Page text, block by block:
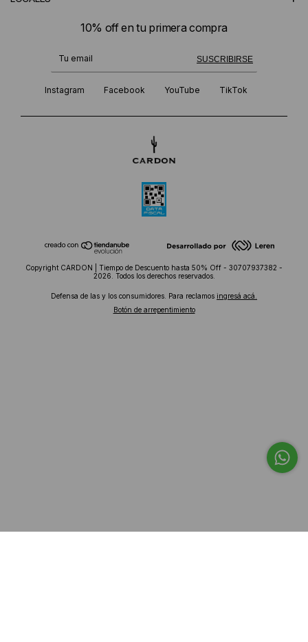
10% off en tu primera compra
SUSCRIBIRSE
¡Te suscribiste exitosamente!
Instagram Facebook YouTube TikTok
Copyright CARDON | Tiempo de Descuento hasta 50% Off - 30707937382 -
2026. Todos los derechos reservados.
Defensa de las y los consumidores. Para reclamos ingresá acá.
Botón de arrepentimiento